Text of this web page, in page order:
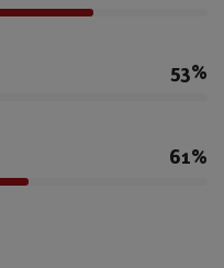
53%
61%